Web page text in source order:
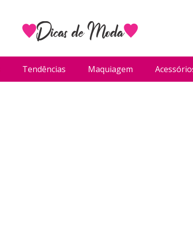
Tendências Maquiagem